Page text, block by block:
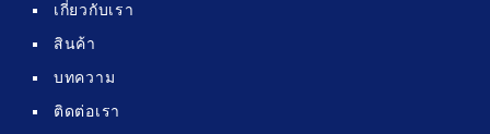
เกี่ยวกับเรา
สินค้า
บทความ
ติดต่อเรา